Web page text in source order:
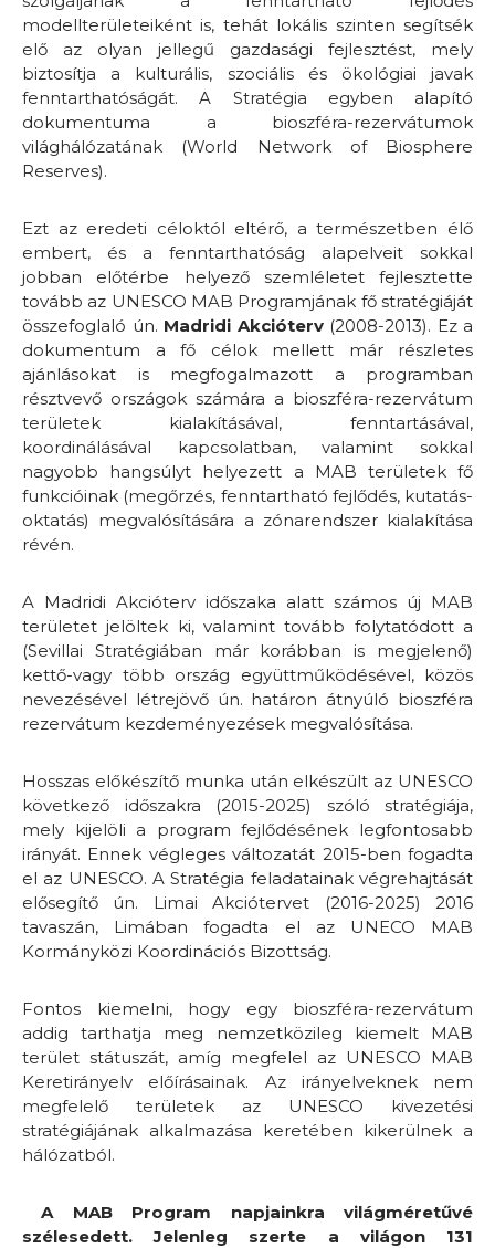
modellterületeiként is, tehát lokális szinten segítsék
elő az olyan jellegű gazdasági fejlesztést, mely
biztosítja a kulturális, szociális és ökológiai javak
fenntarthatóságát. A Stratégia egyben alapító
dokumentuma a bioszféra-rezervátumok
világhálózatának (World Network of Biosphere
Reserves).
Ezt az eredeti céloktól eltérő, a természetben élő
embert, és a fenntarthatóság alapelveit sokkal
jobban előtérbe helyező szemléletet fejlesztette
tovább az UNESCO MAB Programjának fő stratégiáját
összefoglaló ún. Madridi Akcióterv (2008-2013). Ez a
dokumentum a fő célok mellett már részletes
ajánlásokat is megfogalmazott a programban
résztvevő országok számára a bioszféra-rezervátum
területek kialakításával, fenntartásával,
koordinálásával kapcsolatban, valamint sokkal
nagyobb hangsúlyt helyezett a MAB területek fő
funkcióinak (megőrzés, fenntartható fejlődés, kutatás-
oktatás) megvalósítására a zónarendszer kialakítása
révén.
A Madridi Akcióterv időszaka alatt számos új MAB
területet jelöltek ki, valamint tovább folytatódott a
(Sevillai Stratégiában már korábban is megjelenő)
kettő-vagy több ország együttműködésével, közös
nevezésével létrejövő ún. határon átnyúló bioszféra
rezervátum kezdeményezések megvalósítása.
Hosszas előkészítő munka után elkészült az UNESCO
következő időszakra (2015-2025) szóló stratégiája,
mely kijelöli a program fejlődésének legfontosabb
irányát. Ennek végleges változatát 2015-ben fogadta
el az UNESCO. A Stratégia feladatainak végrehajtását
elősegítő ún. Limai Akciótervet (2016-2025) 2016
tavaszán, Limában fogadta el az UNECO MAB
Kormányközi Koordinációs Bizottság.
Fontos kiemelni, hogy egy bioszféra-rezervátum
addig tarthatja meg nemzetközileg kiemelt MAB
terület státuszát, amíg megfelel az UNESCO MAB
Keretirányelv előírásainak. Az irányelveknek nem
megfelelő területek az UNESCO kivezetési
stratégiájának alkalmazása keretében kikerülnek a
hálózatból.
A MAB Program napjainkra világméretűvé
szélesedett. Jelenleg szerte a világon 131